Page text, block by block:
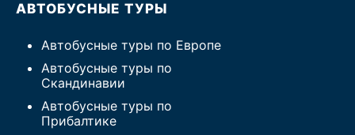
АВТОБУСНЫЕ ТУРЫ
Автобусные туры по Европе
Автобусные туры по
Скандинавии
Автобусные туры по
Прибалтике